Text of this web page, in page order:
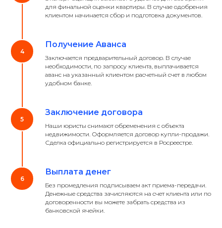
для финальной оценки квартиры. В случае одобрения
клиентом начинается сбор и подготовка документов.
Получение Аванса
Заключается предварительный договор. В случае
необходимости, по запросу клиента, выплачивается
аванс на указанный клиентом расчетный счет в любом
удобном банке.
Заключение договора
Наши юристы снимают обременения с объекта
недвижимости. Оформляется договор купли-продажи.
Сделка официально регистрируется в Росреестре.
Выплата денег
Без промедления подписываем акт приема-передачи.
Денежные средства зачисляются на счет клиента или по
договоренности вы можете забрать средства из
банковской ячейки.